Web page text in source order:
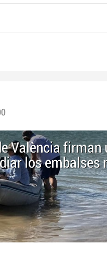
València firman
los embalses